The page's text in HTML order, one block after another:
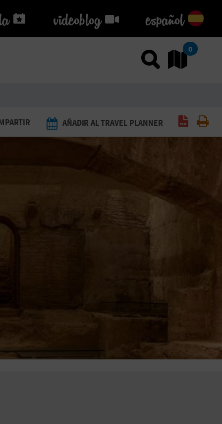
videoblog
videoblog español
Usar el
0
AÑADIR AL TRAVEL PLANNER Generar